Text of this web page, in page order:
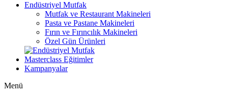
Endüstriyel Mutfak
Mutfak ve Restaurant Makineleri
Pasta ve Pastane Makineleri
Fırın ve Fırıncılık Makineleri
Özel Gün Ürünleri
Masterclass Eğitimler
Kampanyalar
Menü